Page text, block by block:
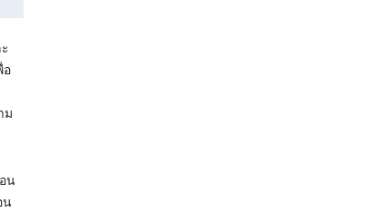
อ
ม
น
น